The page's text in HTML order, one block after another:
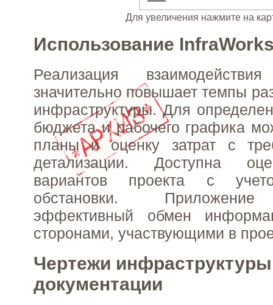
Для увеличения нажмите на
Использование
Реализация
значительно повышает темпы
инфраструктуры. Для
бюджета и рабочего графика
планы и оценку затрат с
детализации. Доступна
вариантов проекта с
обстановки. Приложение
эффективный обмен
сторонами, участвующими в
Чертежи инфраструктуры
документации